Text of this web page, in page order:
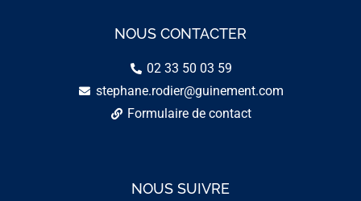
NOUS CONTACTER
02 33 50 03 59
stephane.rodier@guinement.com
Formulaire de contact
NOUS SUIVRE